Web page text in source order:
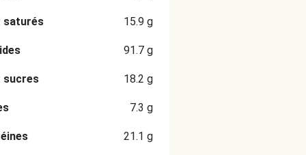
saturés 15.9 g
91.7 g
sucres 18.2 g
7.3 g
21.1 g